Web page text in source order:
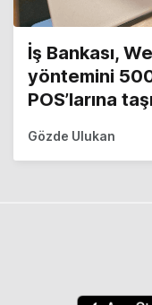
İş Bankası,
yöntemini
POS’larına
Gözde Ulukan